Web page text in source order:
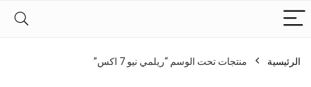
الرئيسية منتجات تحت الوسم “ريلمي نيو 7 اكس”